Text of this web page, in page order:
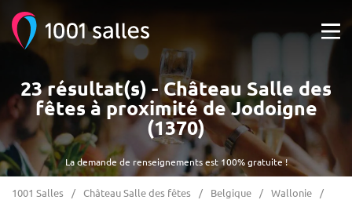
La demande de renseignements est 100% gratuite !
23 résultat(s) - Château Salle des
fêtes à proximité de Jodoigne
(1370)
1001 Salles Château Salle des fêtes Belgique
Wallonie